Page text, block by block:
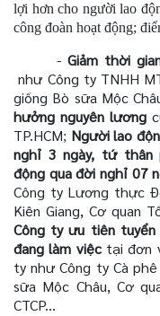
lợi hơn cho người lao
công đoàn hoạt động;
- Giảm thời
như Công ty TNHH
giống Bò sữa Mộc
hưởng nguyên lương
TP.HCM; Người lao
nghỉ 3 ngày, tứ thân
động qua đời nghỉ 07
Công ty Lương thực
Kiên Giang, Cơ quan
Công ty ưu tiên
đang làm việctại đơn
ty như Công ty Cà
sữa Mộc Châu, Cơ
CTCP…